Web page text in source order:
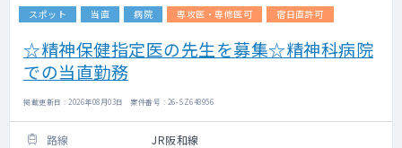
スポット 当直 病院 専攻医・専修医可 宿日直許可
☆精神保健指定医の先生を募集☆精神科病院
での当直勤務
掲載更新日 : 2026年08月03日 案件番号 : 26-SZ648956
路線 JR阪和線